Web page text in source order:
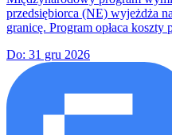
przedsiębiorca (NE) wyjeżdża
granicę. Program opłaca
Do: 31 gru 2026